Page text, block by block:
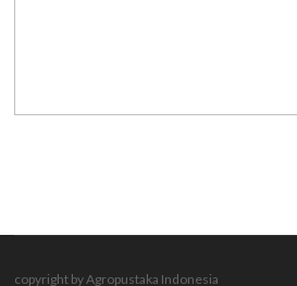
copyright by Agropustaka Indonesia